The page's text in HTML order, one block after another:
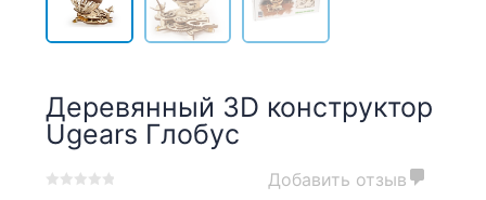
Деревянный 3D конструктор
Ugears Глобус
Добавить отзыв